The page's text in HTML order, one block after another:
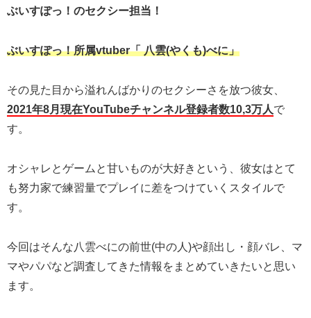
ぶいすぽっ！のセクシー担当！
ぶいすぽっ！所属vtuber「 八雲(やくも)べに」
その見た目から溢れんばかりのセクシーさを放つ彼女、
2021年8月現在YouTubeチャンネル登録者数10,3万人で
す。
オシャレとゲームと甘いものが大好きという、彼女はとて
も努力家で練習量でプレイに差をつけていくスタイルで
す。
今回はそんな八雲べにの前世(中の人)や顔出し・顔バレ、マ
マやパパなど調査してきた情報をまとめていきたいと思い
ます。